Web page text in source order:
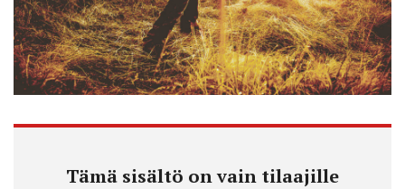
Tämä sisältö on vain tilaajille